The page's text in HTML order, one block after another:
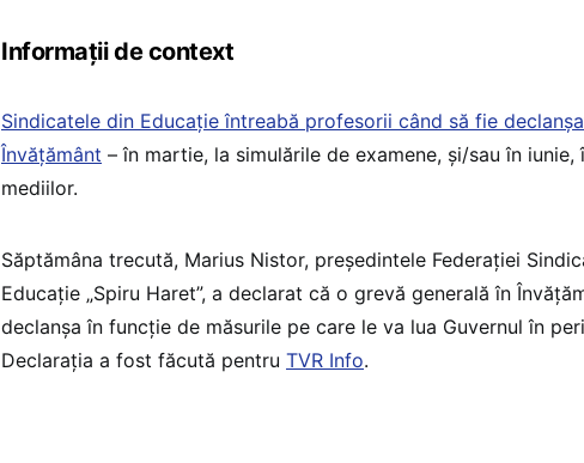
Informații de context
Sindicatele din Educație întreabă profesorii când să fie
Învățământ – în martie, la simulările de examene, și/sau în iunie,
mediilor.
Săptămâna trecută, Marius Nistor, președintele Federației
Educație „Spiru Haret”, a declarat că o grevă generală în
declanşa în funcţie de măsurile pe care le va lua Guvernul în
Declarația a fost făcută pentru TVR Info.